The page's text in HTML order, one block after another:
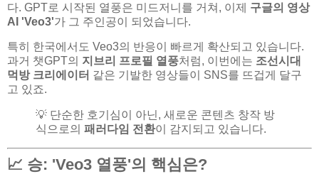
다. GPT로 시작된 열풍은 미드저니를 거쳐, 이제 구글의 영상
AI 'Veo3'가 그 주인공이 되었습니다.
특히 한국에서도 Veo3의 반응이 빠르게 확산되고 있습니다.
과거 챗GPT의 지브리 프로필 열풍처럼, 이번에는 조선시대
먹방 크리에이터 같은 기발한 영상들이 SNS를 뜨겁게 달구
고 있죠.
💡 단순한 호기심이 아닌, 새로운 콘텐츠 창작 방
식으로의 패러다임 전환이 감지되고 있습니다.
📈 승: 'Veo3 열풍'의 핵심은?